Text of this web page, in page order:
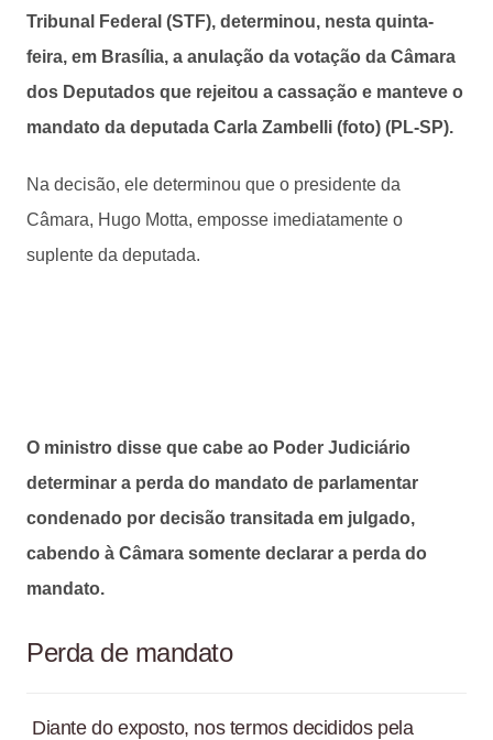
Tribunal Federal (STF), determinou, nesta quinta-
feira, em Brasília, a anulação da votação da Câmara
dos Deputados que rejeitou a cassação e manteve o
mandato da deputada Carla Zambelli (foto) (PL-SP).
Na decisão, ele determinou que o presidente da
Câmara, Hugo Motta, emposse imediatamente o
suplente da deputada.
O ministro disse que cabe ao Poder Judiciário
determinar a perda do mandato de parlamentar
condenado por decisão transitada em julgado,
cabendo à Câmara somente declarar a perda do
mandato.
Perda de mandato
Diante do exposto, nos termos decididos pela